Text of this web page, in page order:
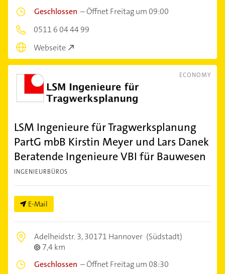
Geschlossen –Öffnet Freitag um 09:00
0511 6 04 44 99
Webseite
ECONOMY
LSM Ingenieure für Tragwerksplanung
PartG mbB Kirstin Meyer und Lars Danek
Beratende Ingenieure VBI für Bauwesen
INGENIEURBÜROS
E-Mail
Adelheidstr. 3,30171 Hannover (Südstadt)
7,4 km
Geschlossen –Öffnet Freitag um 08:30